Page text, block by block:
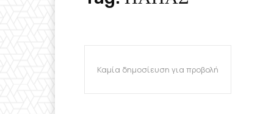
Καμία δημοσίευση για προβολή